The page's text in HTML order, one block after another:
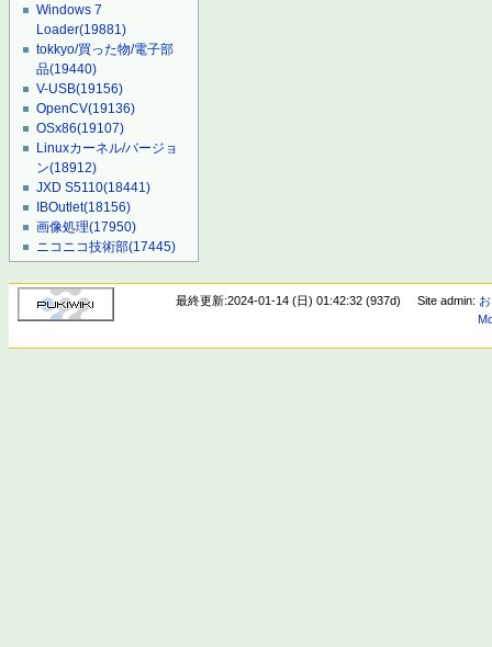
Windows 7
Loader(19881)
tokkyo/買った物/電子部
品(19440)
V-USB(19156)
OpenCV(19136)
OSx86(19107)
Linuxカーネル/バージョ
ン(18912)
JXD S5110(18441)
IBOutlet(18156)
画像処理(17950)
ニコニコ技術部(17445)
最終更新:2024-01-14 (日) 01:42:32 (937d) Site admin: